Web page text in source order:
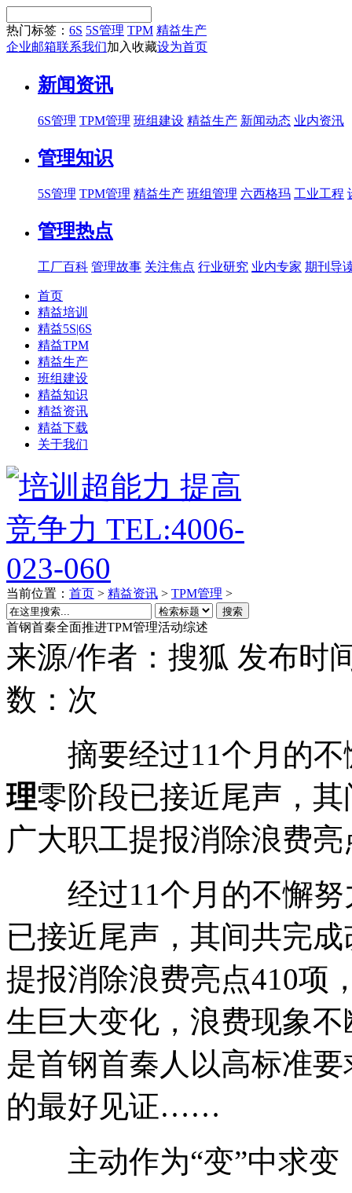
热门标签： 6S 5S管理 TPM 精益生产
企业邮箱联系我们加入收藏设为首页
新闻资讯
6S管理 TPM管理 班组建设 精益生产 新闻动态 业内资汛
管理知识
5S管理 TPM管理 精益生产 班组管理 六西格玛 工业工程
管理热点
工厂百科 管理故事 关注焦点 行业研究 业内专家 期刊导
首页
精益培训
精益5S|6S
精益TPM
精益生产
班组建设
精益知识
精益资讯
精益下载
关于我们
当前位置： 首页 > 精益资讯 > TPM管理 >
搜索
首钢首秦全面推进TPM管理活动综述
来源/作者： 搜狐 发布时
数： 次
摘要经过11个月的不
理零阶段已接近尾声，
广大职工提报消除浪费
经过11个月的不懈努
已接近尾声，其间共完
提报消除浪费亮点410项
生巨大变化，浪费现象
是首钢首秦人以高标准
的最好见证……
主动作为“变”中求变